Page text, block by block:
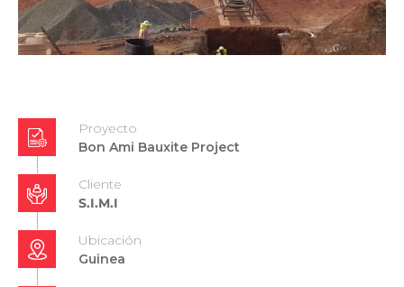
Proyecto
Bon Ami Bauxite Project
Cliente
S.I.M.I
Ubicación
Guinea